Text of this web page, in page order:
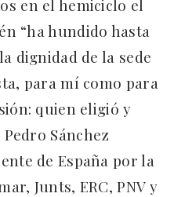
en el hemiciclo el
“ha hundido hasta
dignidad de la sede
para mí como para
quien eligió y
Sánchez
de España por la
Junts, ERC, PNV y